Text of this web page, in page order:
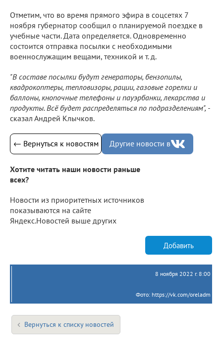
Отметим, что во время прямого эфира в соцсетях 7
ноября губернатор сообщил о планируемой поездке в
учебные части. Дата определяется. Одновременно
состоится отправка посылки с необходимыми
военнослужащим вещами, техникой и т. д.
"В составе посылки будут генераторы, бензопилы,
квадрокоптеры, тепловизоры, рации, газовые горелки и
баллоны, кнопочные телефоны и пауэрбанки, лекарства и
продукты. Всё будет распределяться по подразделениям", -
сказал Андрей Клычков.
← Вернуться к новостям Другие новости в
Хотите читать наши новости раньше
всех?
Новости из приоритетных источников
показываются на сайте
Яндекс.Новостей выше других
Добавить
8 ноября 2022 г. 8:00
Фото: https://vk.com/oreladm
Вернуться к списку новостей